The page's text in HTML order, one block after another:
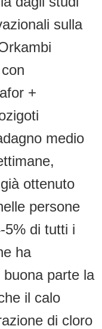
sulla
+
medio
ottenuto
persone
5% di tutti i
ha
parte la
il calo
di cloro